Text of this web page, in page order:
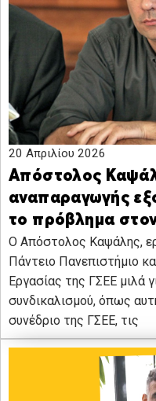
20 Απριλίου 2026
Απόστολος
αναπαραγωγής
το πρόβλημα
Ο Απόστολος Καψάλης,
Πάντειο Πανεπιστήμιο
Εργασίας της ΓΣΕΕ μιλά
συνδικαλισμού, όπως
συνέδριο της ΓΣΕΕ, τις